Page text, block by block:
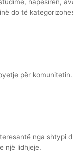
hapësirën,
do të
për komunitetin.
nga shtypi
një lidhjeje.